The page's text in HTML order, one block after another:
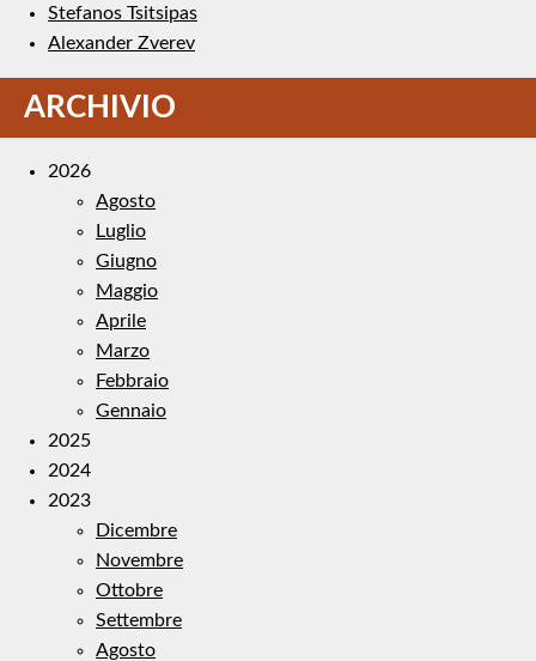
Stefanos Tsitsipas
Alexander Zverev
ARCHIVIO
2026
Agosto
Luglio
Giugno
Maggio
Aprile
Marzo
Febbraio
Gennaio
2025
2024
2023
Dicembre
Novembre
Ottobre
Settembre
Agosto